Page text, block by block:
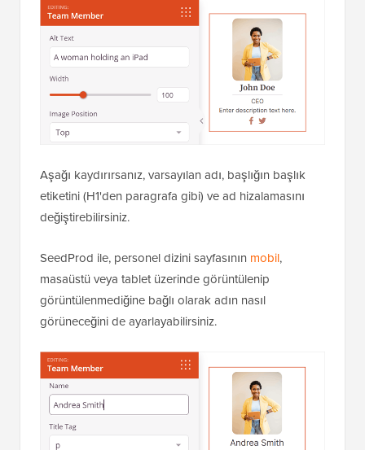
Aşağı kaydırırsanız, varsayılan adı, başlığın başlık
etiketini (H1'den paragrafa gibi) ve ad hizalamasını
değiştirebilirsiniz.
SeedProd ile, personel dizini sayfasının mobil,
masaüstü veya tablet üzerinde görüntülenip
görüntülenmediğine bağlı olarak adın nasıl
görüneceğini de ayarlayabilirsiniz.